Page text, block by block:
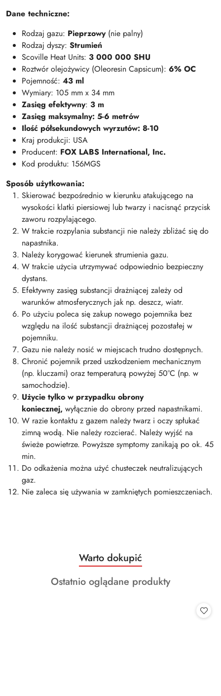
Dane techniczne:
Rodzaj gazu: Pieprzowy (nie palny)
Rodzaj dyszy: Strumień
Scoville Heat Units: 3 000 000 SHU
Roztwór olejożywicy (Oleoresin Capsicum): 6% OC
Pojemność: 43 ml
Wymiary: 105 mm x 34 mm
Zasięg efektywny: 3 m
Zasięg maksymalny: 5-6 metrów
Ilość półsekundowych wyrzutów: 8-10
Kraj produkcji: USA
Producent: FOX LABS International, Inc.
Kod produktu: 156MGS
Sposób użytkowania:
Skierować bezpośrednio w kierunku atakującego na
wysokości klatki piersiowej lub twarzy i nacisnąć przycisk
zaworu rozpylającego.
W trakcie rozpylania substancji nie należy zbliżać się do
napastnika.
Należy korygować kierunek strumienia gazu.
W trakcie użycia utrzymywać odpowiednio bezpieczny
dystans.
Efektywny zasięg substancji drażniącej zależy od
warunków atmosferycznych jak np. deszcz, wiatr.
Po użyciu poleca się zakup nowego pojemnika bez
względu na ilość substancji drażniącej pozostałej w
pojemniku.
Gazu nie należy nosić w miejscach trudno dostępnych.
Chronić pojemnik przed uszkodzeniem mechanicznym
(np. kluczami) oraz temperaturą powyżej 50°C (np. w
samochodzie).
Użycie tylko w przypadku obrony
koniecznej, wyłącznie do obrony przed napastnikami.
W razie kontaktu z gazem należy twarz i oczy spłukać
zimną wodą. Nie należy rozcierać. Należy wyjść na
świeże powietrze. Powyższe symptomy zanikają po ok. 45
min.
Do odkażenia można użyć chusteczek neutralizujących
gaz.
Nie zaleca się używania w zamkniętych pomieszczeniach.
Pomiń karuzelę produktów
Produkty
o
statusie:
Warto dokupić
Produkty
Ostatnio oglądane produkty